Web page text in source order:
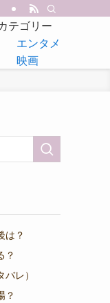
テゴリー
エンタメ
映画
は？
？
レ）
？